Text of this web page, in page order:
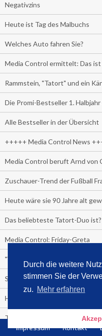
Durch die weitere
stimmen Sie der
zu. Mehr erfahren
Negativzins
Heute ist Tag des Malbuchs
Welches Auto fahren Sie?
Media Control ermittelt: Das
Rammstein, "Tatort" und ein
Die Promi-Bestseller 1. Halbjahr
Alle Bestseller in der Übersicht
+++++ Media Control News
Media Control beruft Arnd von
Zuschauer-Trend der Fußball
Heute wäre sie 90 Jahre alt
Das beliebteste Tatort-Duo ist?
Media Control: Friday-Greta
"Viva la Vagina!" oder
Senna Gammour erhält
Heute ist Welttag des Buches!
TV-Marktanteile auf einen Blick
Impressum Kontakt